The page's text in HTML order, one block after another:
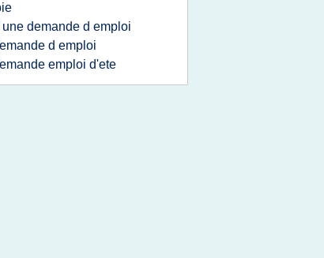
une demande d emploi
d emploi
emploi d'ete